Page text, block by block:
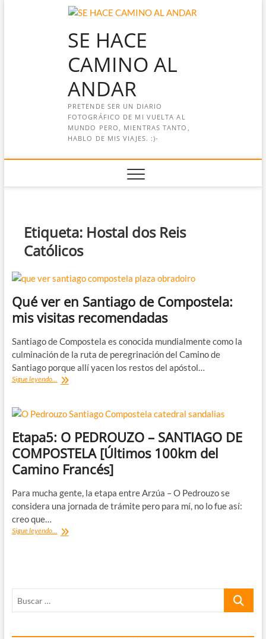
SE HACE
CAMINO AL
ANDAR
PRETENDE SER UN DIARIO
FOTOGRÁFICO DE MI VUELTA AL
MUNDO PERO, MIENTRAS TANTO,
HABLO DE MIS VIAJES. :)-
Etiqueta: Hostal dos Reis
Católicos
Qué ver en Santiago de Compostela:
mis visitas recomendadas
Santiago de Compostela es conocida mundialmente como la
culminación de la ruta de peregrinación del Camino de
Santiago porque allí yacen los restos del apóstol…
Sigue leyendo... Qué
Santiago
Compostela:
mis
visitas
recomendadas
Etapa5: O PEDROUZO – SANTIAGO DE
COMPOSTELA [Últimos 100km del
Camino Francés]
Para mucha gente, la etapa entre Arzúa – O Pedrouzo se
considera una jornada de trámite pero para mí, no lo fue así:
creo que…
Sigue leyendo... Etapa5:
Camino
Buscar